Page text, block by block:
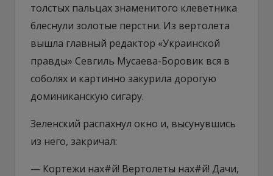
толстых пальцах знаменитого клеветника
блеснули золотые перстни. Из вертолета
вышла главный редактор «Украинской
правды» Севгиль Мусаева-Боровик вся в
соболях и картинно закурила дорогую
доминиканскую сигару.
Зеленский распахнул окно и, высунувшись
из него, закричал:
— Кортежи нах#й! Вертолеты нах#й! Дачи,